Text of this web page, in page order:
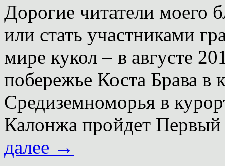
Дорогие читатели моего
или стать участниками
мире кукол – в августе
побережье Коста Брава в
Средиземноморья в
Калонжа пройдет
далее →